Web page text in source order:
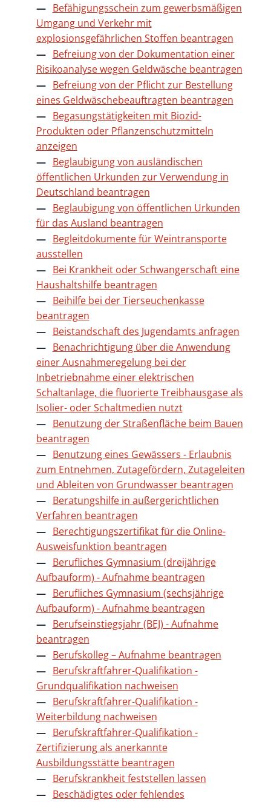
Befähigungsschein zum gewerbsmäßigen
Umgang und Verkehr mit
explosionsgefährlichen Stoffen beantragen
Befreiung von der Dokumentation einer
Risikoanalyse wegen Geldwäsche beantragen
Befreiung von der Pflicht zur Bestellung
eines Geldwäschebeauftragten beantragen
Begasungstätigkeiten mit Biozid-
Produkten oder Pflanzenschutzmitteln
anzeigen
Beglaubigung von ausländischen
öffentlichen Urkunden zur Verwendung in
Deutschland beantragen
Beglaubigung von öffentlichen Urkunden
für das Ausland beantragen
Begleitdokumente für Weintransporte
ausstellen
Bei Krankheit oder Schwangerschaft eine
Haushaltshilfe beantragen
Beihilfe bei der Tierseuchenkasse
beantragen
Beistandschaft des Jugendamts anfragen
Benachrichtigung über die Anwendung
einer Ausnahmeregelung bei der
Inbetriebnahme einer elektrischen
Schaltanlage, die fluorierte Treibhausgase als
Isolier- oder Schaltmedien nutzt
Benutzung der Straßenfläche beim Bauen
beantragen
Benutzung eines Gewässers - Erlaubnis
zum Entnehmen, Zutagefördern, Zutageleiten
und Ableiten von Grundwasser beantragen
Beratungshilfe in außergerichtlichen
Verfahren beantragen
Berechtigungszertifikat für die Online-
Ausweisfunktion beantragen
Berufliches Gymnasium (dreijährige
Aufbauform) - Aufnahme beantragen
Berufliches Gymnasium (sechsjährige
Aufbauform) - Aufnahme beantragen
Berufseinstiegsjahr (BEJ) - Aufnahme
beantragen
Berufskolleg – Aufnahme beantragen
Berufskraftfahrer-Qualifikation -
Grundqualifikation nachweisen
Berufskraftfahrer-Qualifikation -
Weiterbildung nachweisen
Berufskraftfahrer-Qualifikation -
Zertifizierung als anerkannte
Ausbildungsstätte beantragen
Berufskrankheit feststellen lassen
Beschädigtes oder fehlendes